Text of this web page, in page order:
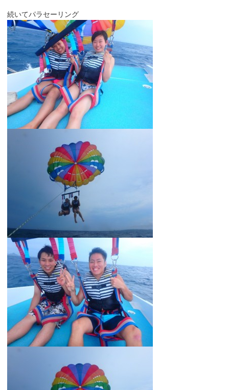
続いてパラセーリング